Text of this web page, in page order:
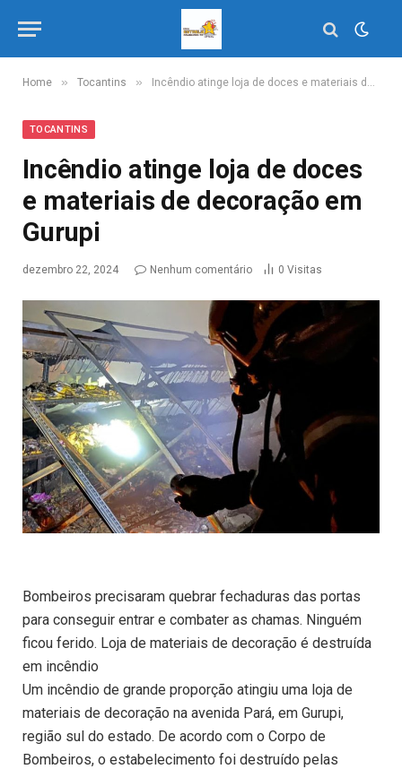
Home » Tocantins » Incêndio atinge loja de doces e materiais de decoração em Gurupi
TOCANTINS
Incêndio atinge loja de doces
e materiais de decoração em
Gurupi
dezembro 22, 2024 Nenhum comentário 0 Visitas
Bombeiros precisaram quebrar fechaduras das portas
para conseguir entrar e combater as chamas. Ninguém
ficou ferido. Loja de materiais de decoração é destruída
em incêndio
Um incêndio de grande proporção atingiu uma loja de
materiais de decoração na avenida Pará, em Gurupi,
região sul do estado. De acordo com o Corpo de
Bombeiros, o estabelecimento foi destruído pelas